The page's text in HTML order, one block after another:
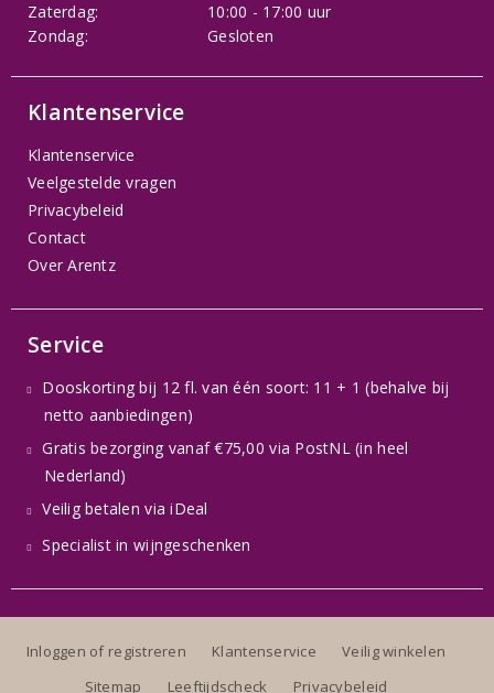
Zaterdag:
10:00 - 17:00 uur
Zondag:
Gesloten
Klantenservice
Klantenservice
Veelgestelde vragen
Privacybeleid
Contact
Over Arentz
Service
Dooskorting bij 12 fl. van één soort: 11 + 1 (behalve bij
netto aanbiedingen)
Gratis bezorging vanaf €75,00 via PostNL (in heel
Nederland)
Veilig betalen via iDeal
Specialist in wijngeschenken
Inloggen of registreren Klantenservice
Veilig winkelen
Sitemap
Leeftijdscheck Privacybeleid